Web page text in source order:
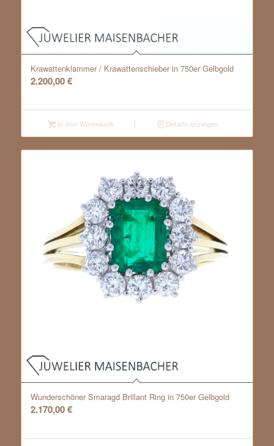
Krawattenklammer / Krawattenschieber in 750er Gelbgold
2.200,00€
In den Warenkorb Details anzeigen
Wunderschöner Smaragd Brillant Ring in 750er Gelbgold
2.170,00€